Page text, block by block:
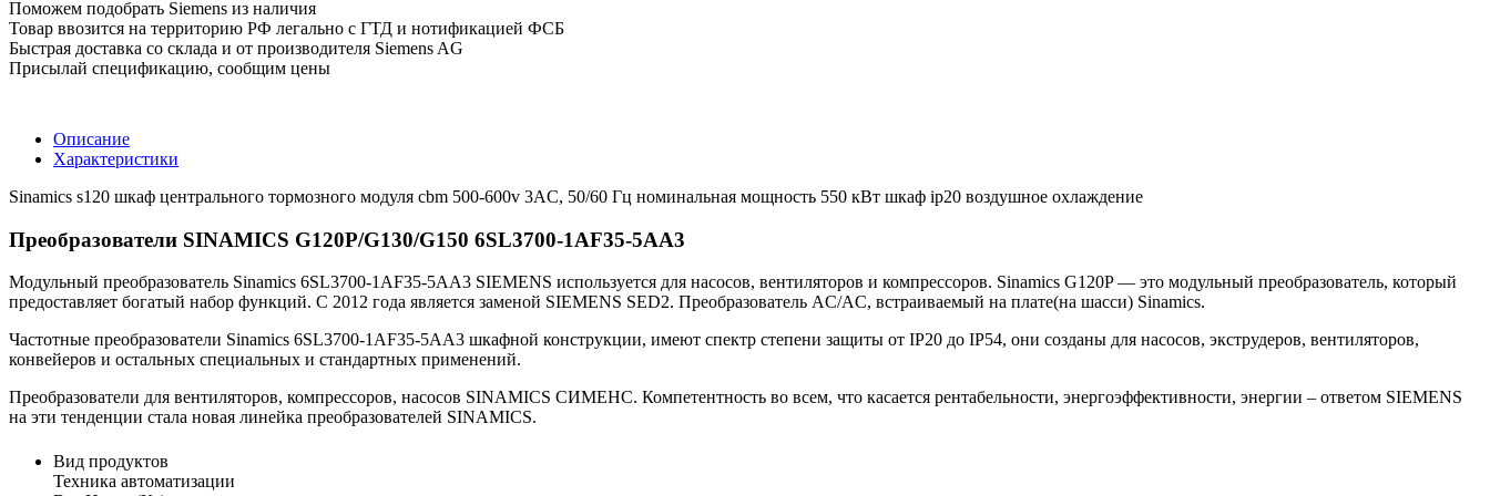
Поможем подобрать Siemens из наличия
Товар ввозится на территорию РФ легально с ГТД и нотификацией ФСБ
Быстрая доставка со склада и от производителя Siemens AG
Присылай спецификацию, сообщим цены
Описание
Характеристики
Sinamics s120 шкаф центрального тормозного модуля cbm 500-600v 3AC, 50/60 Гц номинальная мощность 550 кВт шкаф ip20 воздушное охлаждение
Преобразователи SINAMICS G120P/G130/G150 6SL3700-1AF35-5AA3
Модульный преобразователь Sinamics 6SL3700-1AF35-5AA3 SIEMENS используется для насосов, вентиляторов и компрессоров. Sinamics G120P — это модульный преобразователь, который
предоставляет богатый набор функций. С 2012 года является заменой SIEMENS SED2. Преобразователь AC/AC, встраиваемый на плате(на шасси) Sinamics.
Частотные преобразователи Sinamics 6SL3700-1AF35-5AA3 шкафной конструкции, имеют спектр степени защиты от IP20 до IP54, они созданы для насосов, экструдеров, вентиляторов,
конвейеров и остальных специальных и стандартных применений.
Преобразователи для вентиляторов, компрессоров, насосов SINAMICS СИМЕНС. Компетентность во всем, что касается рентабельности, энергоэффективности, энергии – ответом SIEMENS
на эти тенденции стала новая линейка преобразователей SINAMICS.
Вид продуктов
Техника автоматизации